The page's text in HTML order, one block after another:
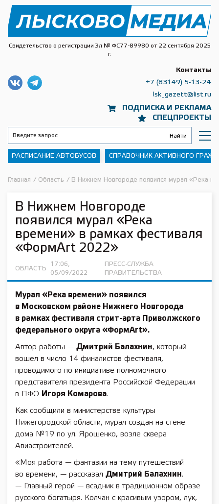
Свидетельство о регистрации Эл № ФС77-89980 от 22 сентября 2025
г.
ПОДПИСКА И РЕКЛАМА
СПЕЦПРОЕКТЫ
Контакты
+7 (83149) 5-13-24
lsk_gazett@list.ru
РАСПИСАНИЕ АВТОБУСОВ СПРАВОЧНИК АКТИВНОГО
Главная / Область / В Нижнем Новгороде появился мурал «Река
В Нижнем Новгороде
появился мурал «Река
времени» в рамках фестиваля
«ФормArt 2022»
ОБЛАСТЬ
17:06,
05/09/2022
ПРЕСС-СЛУЖБА
ПРАВИТЕЛЬСТВА
Мурал «Река времени» появился
в Московском районе Нижнего Новгорода
в рамках фестиваля стрит-арта Приволжского
федерального округа «ФормArt».
Автор работы — Дмитрий Балахнин, который
вошел в число 14 финалистов фестиваля,
проводимого по инициативе полномочного
представителя президента Российской Федерации
в ПФО Игоря Комарова.
Как сообщили в министерстве культуры
Нижегородской области, мурал создан на стене
дома №19 по ул. Ярошенко, возле сквера
Авиастроителей.
«Моя работа — фантазии на тему путешествий
во времени, — рассказал Дмитрий Балахнин.
— Главный герой — всадник в традиционном образе
русского богатыря. Колчан с красивым узором, лук,